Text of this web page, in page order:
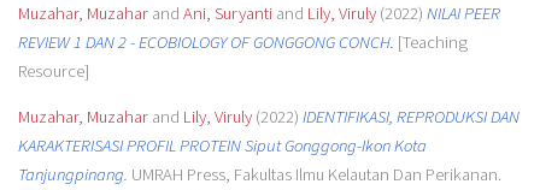
Muzahar, Muzaharand Ani, Suryantiand Lily, Viruly(2022) NILAI PEER
REVIEW 1 DAN 2 - ECOBIOLOGY OF GONGGONG CONCH. [Teaching
Resource]
Muzahar, Muzaharand Lily, Viruly(2022) IDENTIFIKASI, REPRODUKSI DAN
KARAKTERISASI PROFIL PROTEIN Siput Gonggong-Ikon Kota
Tanjungpinang. UMRAH Press, Fakultas Ilmu Kelautan Dan Perikanan.